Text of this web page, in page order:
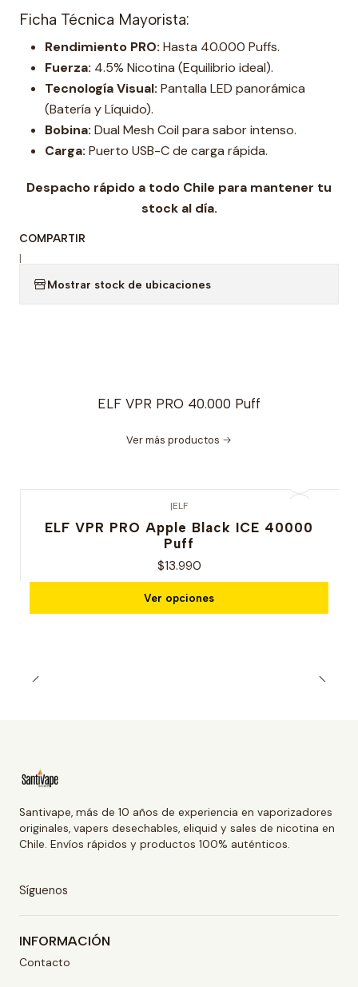
Ficha Técnica Mayorista:
Rendimiento PRO: Hasta 40.000 Puffs.
Fuerza: 4.5% Nicotina (Equilibrio ideal).
Tecnología Visual: Pantalla LED panorámica
(Batería y Líquido).
Bobina: Dual Mesh Coil para sabor intenso.
Carga: Puerto USB-C de carga rápida.
Despacho rápido a todo Chile para mantener tu
stock al día.
COMPARTIR
|
Mostrar stock de ubicaciones
ELF VPR PRO 40.000 Puff
Ver más productos
|ELF
ELF VPR PRO Apple Black ICE 40000
Puff
$13.990
Ver opciones
Santivape, más de 10 años de experiencia en vaporizadores
originales, vapers desechables, eliquid y sales de nicotina en
Chile. Envíos rápidos y productos 100% auténticos.
Síguenos
INFORMACIÓN
Contacto